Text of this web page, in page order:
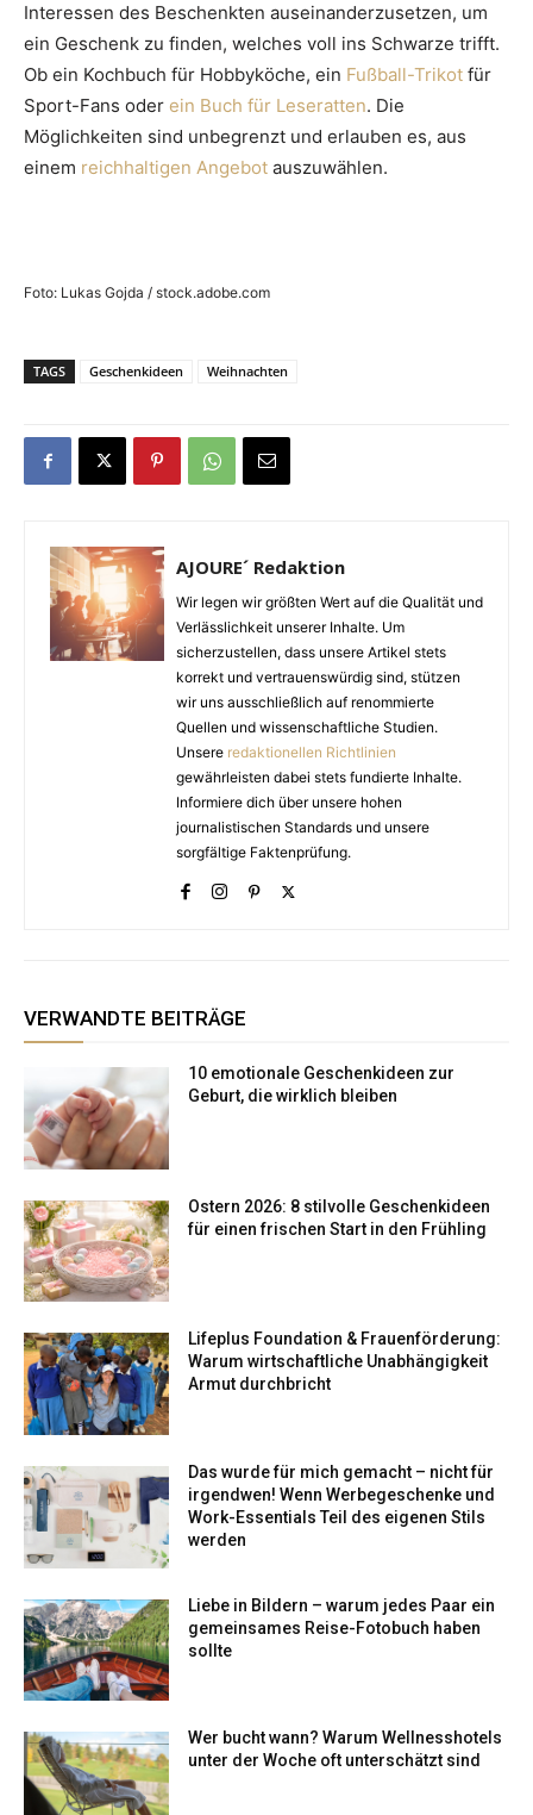
Interessen des Beschenkten auseinanderzusetzen, um
ein Geschenk zu finden, welches voll ins Schwarze trifft.
Ob ein Kochbuch für Hobbyköche, ein Fußball-Trikot für
Sport-Fans oder ein Buch für Leseratten. Die
Möglichkeiten sind unbegrenzt und erlauben es, aus
einem reichhaltigen Angebot auszuwählen.
Foto: Lukas Gojda / stock.adobe.com
TAGS Geschenkideen Weihnachten
AJOURE´ Redaktion
Wir legen wir größten Wert auf die Qualität und
Verlässlichkeit unserer Inhalte. Um
sicherzustellen, dass unsere Artikel stets
korrekt und vertrauenswürdig sind, stützen
wir uns ausschließlich auf renommierte
Quellen und wissenschaftliche Studien.
Unsere redaktionellen Richtlinien
gewährleisten dabei stets fundierte Inhalte.
Informiere dich über unsere hohen
journalistischen Standards und unsere
sorgfältige Faktenprüfung.
VERWANDTE BEITRÄGE
10 emotionale Geschenkideen zur
Geburt, die wirklich bleiben
Ostern 2026: 8 stilvolle Geschenkideen
für einen frischen Start in den Frühling
Lifeplus Foundation & Frauenförderung:
Warum wirtschaftliche Unabhängigkeit
Armut durchbricht
Das wurde für mich gemacht – nicht für
irgendwen! Wenn Werbegeschenke und
Work-Essentials Teil des eigenen Stils
werden
Liebe in Bildern – warum jedes Paar ein
gemeinsames Reise-Fotobuch haben
sollte
Wer bucht wann? Warum Wellnesshotels
unter der Woche oft unterschätzt sind